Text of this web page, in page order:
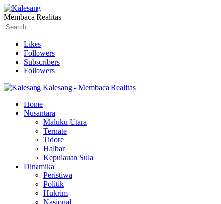
Membaca Realitas
Likes
Followers
Subscribers
Followers
Kalesang - Membaca Realitas
Home
Nusantara
Maluku Utara
Ternate
Tidore
Halbar
Kepulauan Sula
Dinamika
Peristiwa
Politik
Hukrim
Nasional